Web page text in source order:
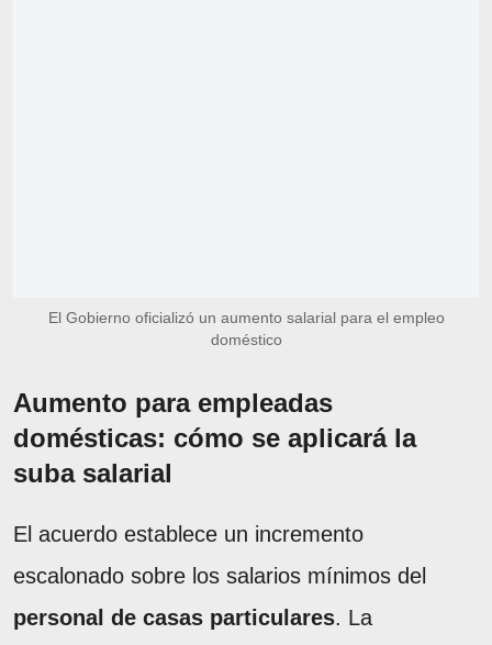
El Gobierno oficializó un aumento salarial para el empleo
doméstico
Aumento para empleadas
domésticas: cómo se aplicará la
suba salarial
El acuerdo establece un incremento
escalonado sobre los salarios mínimos del
personal de casas particulares. La